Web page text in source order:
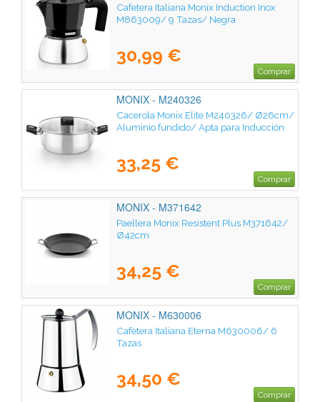
Cafetera Italiana Monix Induction Inox
M863009/ 9 Tazas/ Negra
30,99 €
Comprar
MONIX - M240326
Cacerola Monix Elite M240326/ Ø26cm/
Aluminio fundido/ Apta para Inducción
33,25 €
Comprar
MONIX - M371642
Paellera Monix Resistent Plus M371642/
Ø42cm
34,25 €
Comprar
MONIX - M630006
Cafetera Italiana Eterna M630006/ 6
Tazas
34,50 €
Comprar